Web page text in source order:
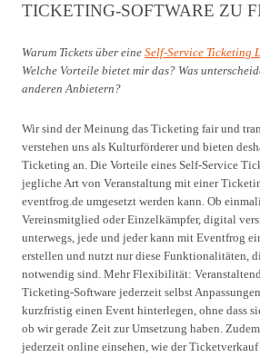
TICKETING-SOFTWARE ZU
Warum Tickets über eine Self-Service Ticketing
Welche Vorteile bietet mir das? Was
anderen Anbietern?
Wir sind der Meinung das Ticketing fair und
verstehen uns als Kulturförderer und bieten
Ticketing an. Die Vorteile eines Self-Service
jegliche Art von Veranstaltung mit einer
eventfrog.de umgesetzt werden kann. Ob
Vereinsmitglied oder Einzelkämpfer, digital
unterwegs, jede und jeder kann mit Eventfrog
erstellen und nutzt nur diese Funktionalitäten,
notwendig sind. Mehr Flexibilität:
Ticketing-Software jederzeit selbst
kurzfristig einen Event hinterlegen, ohne dass
ob wir gerade Zeit zur Umsetzung haben.
jederzeit online einsehen, wie der